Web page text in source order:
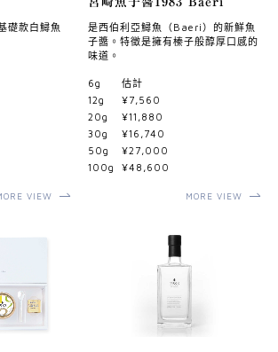
礎款白鱘魚
VIEW
是西伯利亞鱘魚（Baeri）的新鮮魚
子醬。特徵是擁有榛子般醇厚口感的
味道。
6g
估計
12g
¥7,560
20g
¥11,880
30g
¥16,740
50g
¥27,000
100g
¥48,600
MORE VIEW